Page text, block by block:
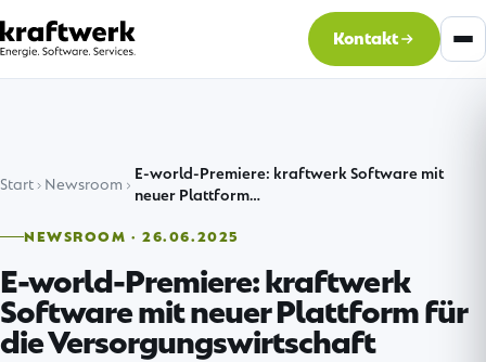
Kontakt
Start Newsroom
E-world-Premiere: kraftwerk Software mit
neuer Plattform…
NEWSROOM · 26.06.2025
E-world-Premiere: kraftwerk
Software mit neuer Plattform für
die Versorgungswirtschaft